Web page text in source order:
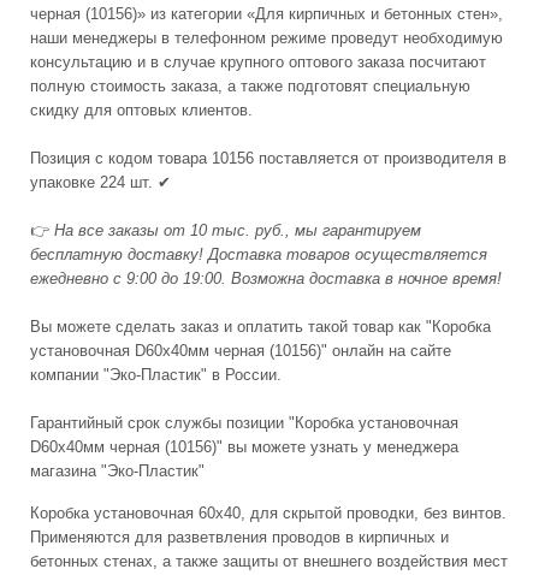
черная (10156)» из категории «Для кирпичных и бетонных стен»,
наши менеджеры в телефонном режиме проведут необходимую
консультацию и в случае крупного оптового заказа посчитают
полную стоимость заказа, а также подготовят специальную
скидку для оптовых клиентов.
Позиция с кодом товара 10156 поставляется от производителя в
упаковке 224 шт. ✔
👉 На все заказы от 10 тыс. руб., мы гарантируем
бесплатную доставку! Доставка товаров осуществляется
ежедневно с 9:00 до 19:00. Возможна доставка в ночное время!
Вы можете сделать заказ и оплатить такой товар как "Коробка
установочная D60х40мм черная (10156)" онлайн на сайте
компании "Эко-Пластик" в России.
Гарантийный срок службы позиции "Коробка установочная
D60х40мм черная (10156)" вы можете узнать у менеджера
магазина "Эко-Пластик"
Коробка установочная 60х40, для скрытой проводки, без винтов.
Применяются для разветвления проводов в кирпичных и
бетонных стенах, а также защиты от внешнего воздействия мест